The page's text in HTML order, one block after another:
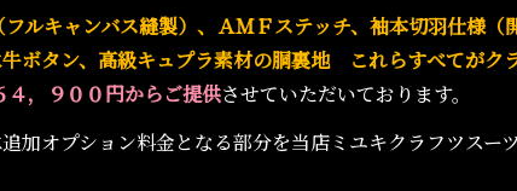
ルキャンバス縫製）、ＡＭＦステッチ、袖本切羽仕様（
ボタン、高級キュプラ素材の胴裏地 これらすべてがク
４，９００円からご提供させていただいております。
加オプション料金となる部分を当店ミユキクラフツスー